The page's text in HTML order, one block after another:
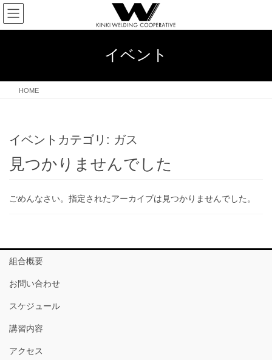
コ
ン
テ
ス
ナ
ビ
ゲ
ン
イベント
HOME
イベントカテゴリ: ガス
見つかりませんでした
ごめんなさい。指定されたアーカイブは見つかりませんでした。
組合概要
お問い合わせ
スケジュール
講習内容
アクセス